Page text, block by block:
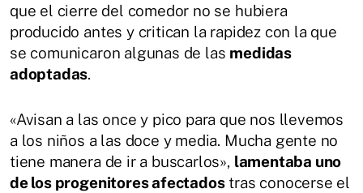
que el cierre del comedor no se hubiera
producido antes y critican la rapidez con la que
se comunicaron algunas de las medidas
adoptadas.
«Avisan a las once y pico para que nos llevemos
a los niños a las doce y media. Mucha gente no
tiene manera de ir a buscarlos», lamentaba uno
de los progenitores afectadostras conocerse el